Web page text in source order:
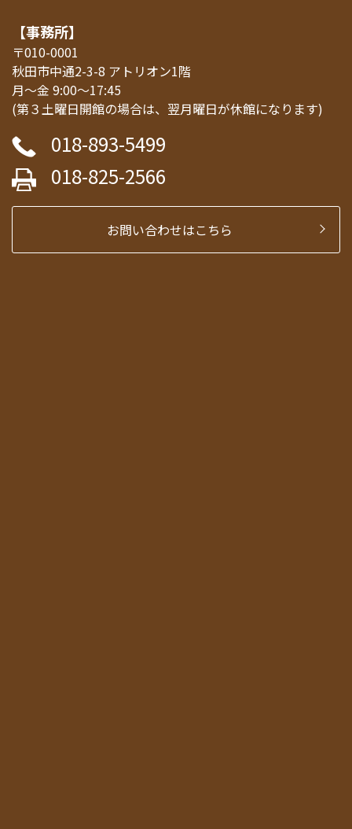
【事務所】
〒010-0001
秋田市中通2-3-8 アトリオン1階
月～金 9:00～17:45
(第３土曜日開館の場合は、翌月曜日が休館になります)
018-893-5499
018-825-2566
お問い合わせはこちら